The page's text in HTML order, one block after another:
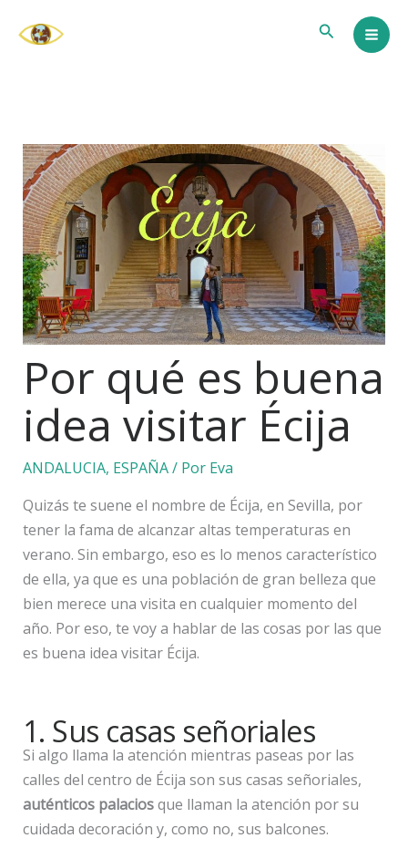
Buscar
Por qué es buena
idea visitar Écija
ANDALUCIA, ESPAÑA/ Por Eva
Quizás te suene el nombre de Écija, en Sevilla, por
tener la fama de alcanzar altas temperaturas en
verano. Sin embargo, eso es lo menos característico
de ella, ya que es una población de gran belleza que
bien merece una visita en cualquier momento del
año. Por eso, te voy a hablar de las cosas por las que
es buena idea visitar Écija.
1. Sus casas señoriales
Si algo llama la atención mientras paseas por las
calles del centro de Écija son sus casas señoriales,
auténticos palaciosque llaman la atención por su
cuidada decoración y, como no, sus balcones.